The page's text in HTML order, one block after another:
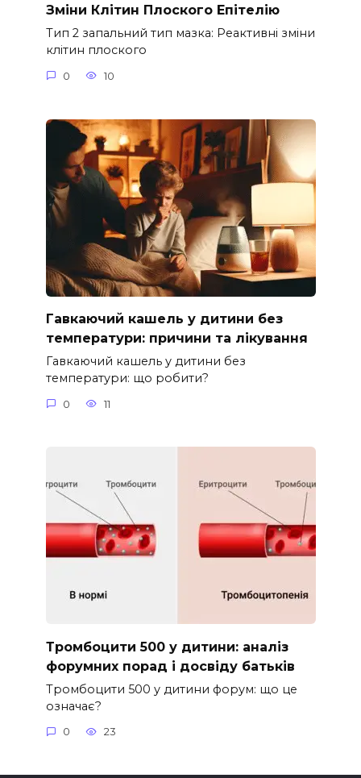
Зміни Клітин Плоского Епітелію
Тип 2 запальний тип мазка: Реактивні зміни
клітин плоского
0 10
Гавкаючий кашель у дитини без
температури: причини та лікування
Гавкаючий кашель у дитини без
температури: що робити?
0 11
Тромбоцити 500 у дитини: аналіз
форумних порад і досвіду батьків
Тромбоцити 500 у дитини форум: що це
означає?
0 23